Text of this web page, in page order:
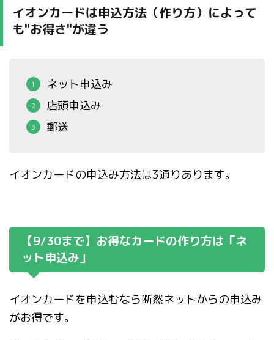
イオンカードは申込方法（作り方）によって
も"お得さ"が違う
ネット申込み
店頭申込み
郵送
イオンカードの申込み方法は3通りあります。
【9/30まで】お得なカードの作り方は「ネ
ット申込み」
イオンカードを申込むなら断然ネットからの申込み
がお得です。